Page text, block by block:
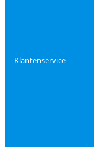
Klantenservice